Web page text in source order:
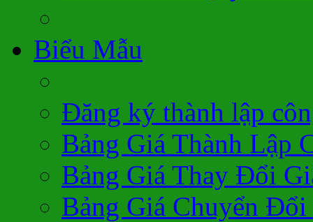
Biểu Mẫu
Đăng ký thành lập
Bảng Giá Thành Lập
Bảng Giá Thay Đổi
Bảng Giá Chuyển